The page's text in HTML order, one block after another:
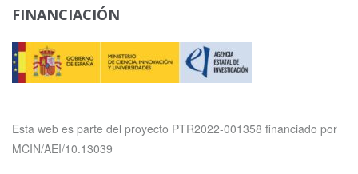
FINANCIACIÓN
Esta web es parte del proyecto PTR2022-001358 financiado por
MCIN/AEI/10.13039